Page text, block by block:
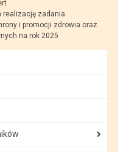
realizację zadania
i promocji zdrowia oraz
na rok 2025